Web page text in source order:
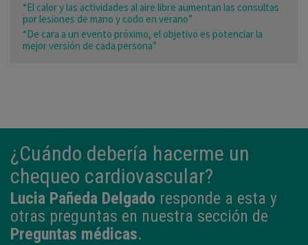
“El calor y las actividades al aire libre aumentan las consultas
por lesiones de mano y codo en verano”
“De cara a un evento próximo, el objetivo es potenciar la
mejor versión de cada persona”
¿Cuándo debería hacerme un
chequeo cardiovascular?
Lucia Pañeda Delgado responde a esta y
otras preguntas en nuestra sección de
Preguntas médicas.